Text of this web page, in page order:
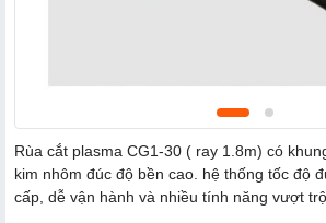
Rùa cắt plasma CG1-30 ( ray 1.8m) có
kim nhôm đúc độ bền cao. hệ thống tốc độ
cấp, dễ vận hành và nhiều tính năng vượt